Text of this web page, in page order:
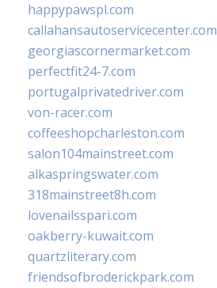
happypawspl.com
callahansautoservicecenter.com
georgiascornermarket.com
perfectfit24-7.com
portugalprivatedriver.com
von-racer.com
coffeeshopcharleston.com
salon104mainstreet.com
alkaspringswater.com
318mainstreet8h.com
lovenailsspari.com
oakberry-kuwait.com
quartzliterary.com
friendsofbroderickpark.com